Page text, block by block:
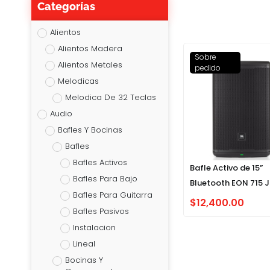
Categorías
Alientos
Alientos Madera
Alientos Metales
Melodicas
Melodica De 32 Teclas
Audio
Bafles Y Bocinas
Bafles
Bafles Activos
Bafles Para Bajo
Bafles Para Guitarra
Bafles Pasivos
Instalacion
Lineal
Bocinas Y
Sobre
pedido
Bafle Activo de 15”
Bluetooth EON 715
$12,400.00